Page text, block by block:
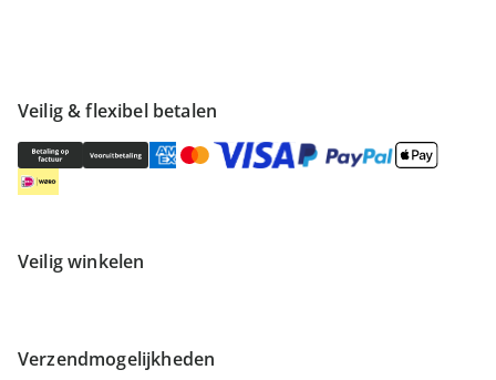
Veilig & flexibel betalen
Veilig winkelen
Verzendmogelijkheden